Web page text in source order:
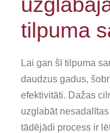
tilpuma
Lai gan šī tilpuma
daudzus gadus,
efektivitāti. Dažas
uzglabāt
tādējādi process ir